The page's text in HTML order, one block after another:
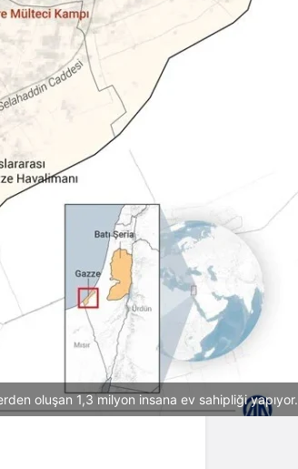
oluşan 1,3 milyon insana ev sahipliği yapıyor.